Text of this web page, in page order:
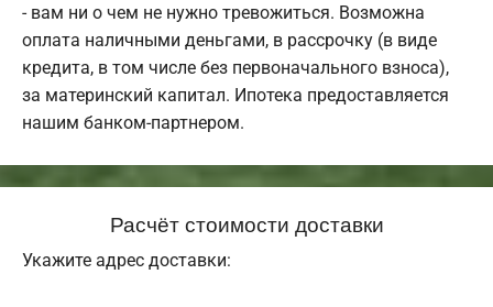
- вам ни о чем не нужно тревожиться. Возможна
оплата наличными деньгами, в рассрочку (в виде
кредита, в том числе без первоначального взноса),
за материнский капитал. Ипотека предоставляется
нашим банком-партнером.
Расчёт стоимости доставки
Укажите адрес доставки: